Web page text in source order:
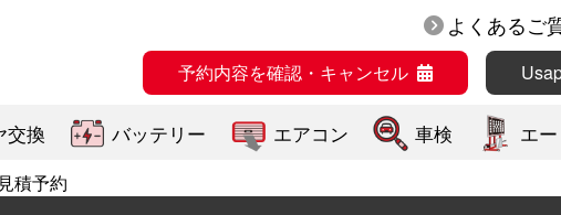
よくあるご
予約内容を確認・キャンセル
交換 バッテリー エアコン 車検 エ
積予約